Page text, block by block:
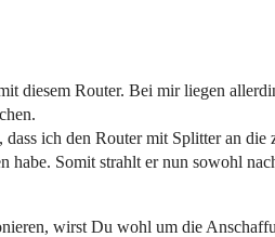
diesem Router. Bei mir liegen
ich den Router mit Splitter an
habe. Somit strahlt er nun sowohl
wirst Du wohl um die